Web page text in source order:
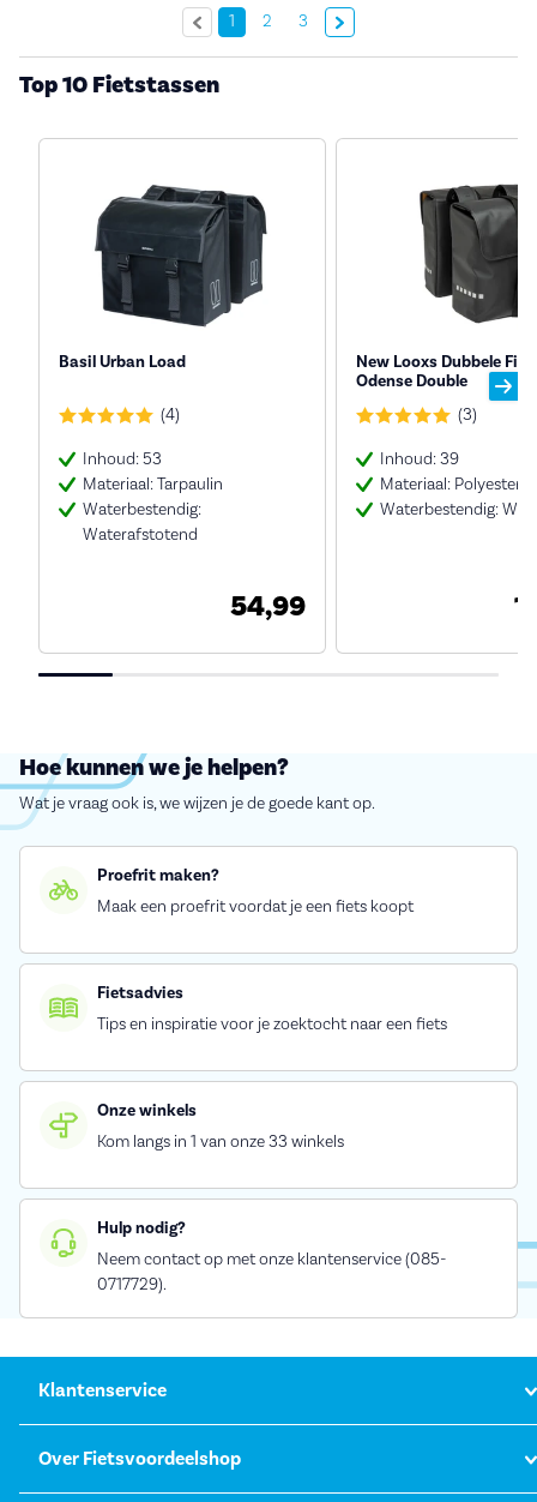
1 2 3 Volgende »
Top 10 Fietstassen
Basil Urban Load
(4)
Inhoud: 53
Materiaal: Tarpaulin
Waterbestendig:
Waterafstotend
54,99
New Looxs Dubbele
Odense Double
(3)
Inhoud: 39
Materiaal: Polyester
Waterbestendig:
Hoe kunnen we je helpen?
Wat je vraag ook is, we wijzen je de goede kant op.
Proefrit maken?
Maak een proefrit voordat je een fiets koopt
Fietsadvies
Tips en inspiratie voor je zoektocht naar een fiets
Onze winkels
Kom langs in 1 van onze 33 winkels
Hulp nodig?
Neem contact op met onze klantenservice (085-
0717729).
Klantenservice
Over Fietsvoordeelshop